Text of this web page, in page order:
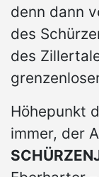
denn dann
des
des
Höhepunkt
immer, der